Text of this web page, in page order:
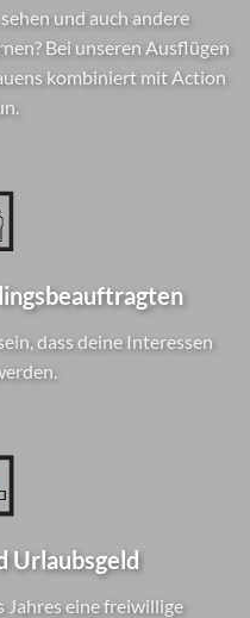
und auch andere
Bei unseren Ausflügen
kombiniert mit Action
dass deine Interessen
Urlaubsgeld
Jahres eine freiwillige